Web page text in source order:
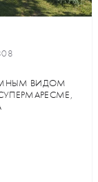
ВИДОМ